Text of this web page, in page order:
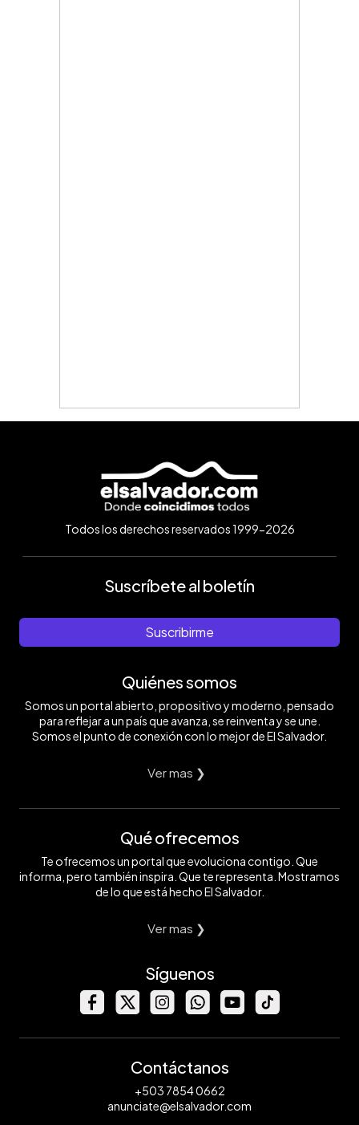
Todos los derechos reservados 1999-2026
Suscríbete al boletín
Suscribirme
Quiénes somos
Somos un portal abierto, propositivo y moderno, pensado
para reflejar a un país que avanza, se reinventa y se une.
Somos el punto de conexión con lo mejor de El Salvador.
Ver mas ❯
Qué ofrecemos
Te ofrecemos un portal que evoluciona contigo. Que
informa, pero también inspira. Que te representa. Mostramos
de lo que está hecho El Salvador.
Ver mas ❯
Síguenos
Contáctanos
+503 7854 0662
anunciate@elsalvador.com